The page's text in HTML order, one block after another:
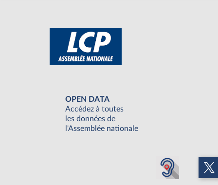
OPEN DATA
Accédez à toutes
les données de
l'Assemblée nationale